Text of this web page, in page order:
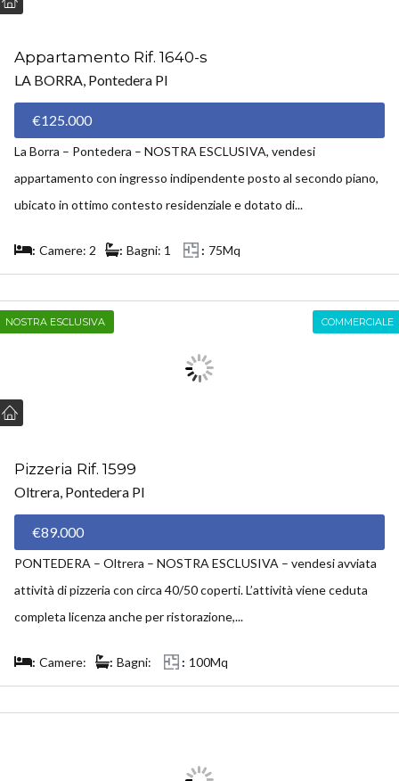
Appartamento Rif. 1640-s
LA BORRA, Pontedera PI
€125.000
La Borra – Pontedera – NOSTRA ESCLUSIVA, vendesi
appartamento con ingresso indipendente posto al secondo piano,
ubicato in ottimo contesto residenziale e dotato di...
Camere: 2 Bagni: 1 75Mq
NOSTRA ESCLUSIVA COMMERCIALE
Pizzeria Rif. 1599
Oltrera, Pontedera PI
€89.000
PONTEDERA – Oltrera – NOSTRA ESCLUSIVA – vendesi avviata
attività di pizzeria con circa 40/50 coperti. L’attività viene ceduta
completa licenza anche per ristorazione,...
Camere: Bagni: 100Mq